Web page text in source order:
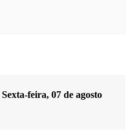
Sexta-feira, 07 de agosto